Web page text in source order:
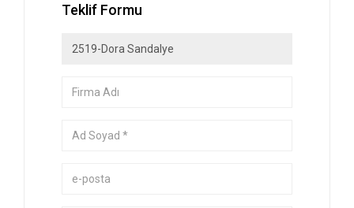
Teklif Formu